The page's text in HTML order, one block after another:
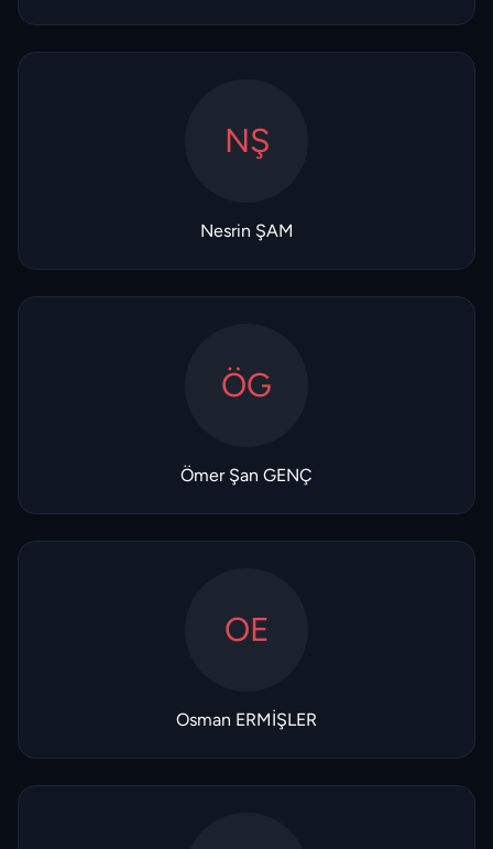
NŞ
Nesrin ŞAM
ÖG
Ömer Şan GENÇ
OE
Osman ERMİŞLER